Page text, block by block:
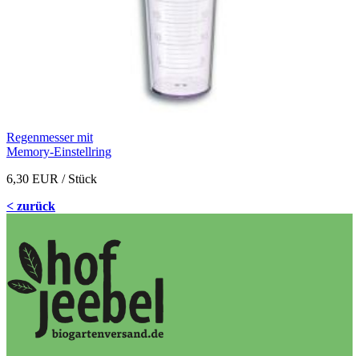
Regenmesser mit
Memory-Einstellring
6,30 EUR / Stück
< zurück